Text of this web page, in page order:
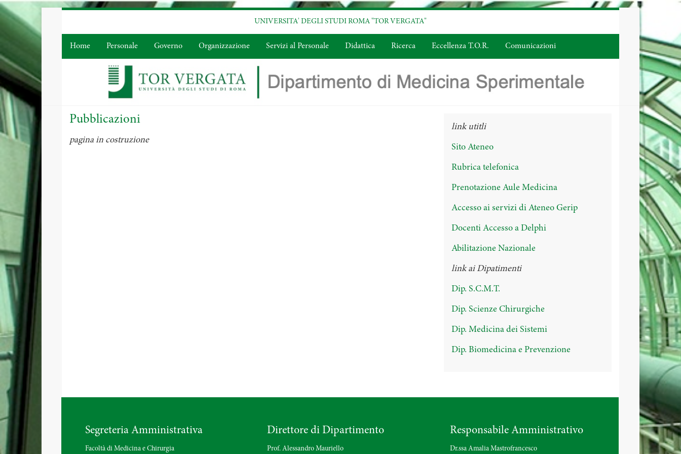
UNIVERSITA' DEGLI STUDI ROMA "TOR VERGATA"
Home Personale Governo Organizzazione Servizi al Personale Didattica Ricerca Eccellenza T.O.R. Comunicazioni
Pubblicazioni
pagina in costruzione
link utitli
Sito Ateneo
Rubrica telefonica
Prenotazione Aule Medicina
Accesso ai servizi di Ateneo Gerip
Docenti Accesso a Delphi
Abilitazione Nazionale
link ai Dipatimenti
Dip. S.C.M.T.
Dip. Scienze Chirurgiche
Dip. Medicina dei Sistemi
Dip. Biomedicina e Prevenzione
Segreteria Amministrativa
Facoltà di Medicina e Chirurgia
Direttore di Dipartimento
Prof. Alessandro Mauriello
Responsabile Amministrativo
Dr.ssa Amalia Mastrofrancesco